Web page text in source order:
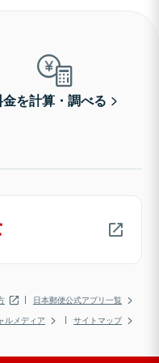
を計算・調べる
日本郵便公式アプリ一覧
ルメディア
サイトマップ